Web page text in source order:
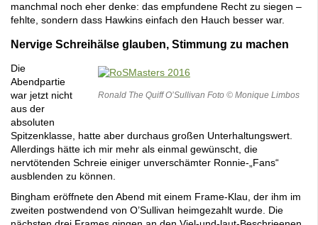
manchmal noch eher denke: das empfundene Recht zu siegen –
fehlte, sondern dass Hawkins einfach den Hauch besser war.
Nervige Schreihälse glauben, Stimmung zu machen
Ronald The Quiff O’Sullivan Foto © Monique Limbos
Die
Abendpartie
war jetzt nicht
aus der
absoluten
Spitzenklasse, hatte aber durchaus großen Unterhaltungswert.
Allerdings hätte ich mir mehr als einmal gewünscht, die
nervtötenden Schreie einiger unverschämter Ronnie-„Fans“
ausblenden zu können.
Bingham eröffnete den Abend mit einem Frame-Klau, der ihm im
zweiten postwendend von O’Sullivan heimgezahlt wurde. Die